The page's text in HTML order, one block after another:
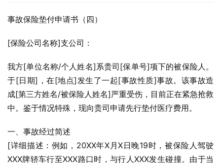
事故保险垫付申请书（四）
[保险公司名称]支公司：
我方[单位名称/个人姓名]系贵司[保单号]项下的被保险人。
于[日期]，在[地点]发生了一起[事故性质]事故。该事故造
成[第三方姓名/被保险人姓名]严重受伤，目前正在紧急抢救
中。鉴于情况特殊，现向贵司申请先行垫付医疗费用。
一、事故经过简述
[详细描述：例如，20XX年X月X日晚19时，被保险人驾驶
XXX牌轿车行至XXX路口时，与行人XXX发生碰撞。由于当